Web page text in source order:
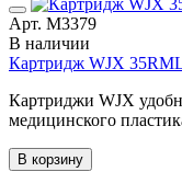
Арт. М3379
В наличии
Картридж WJX
Картриджи WJX
медицинского
В корзину